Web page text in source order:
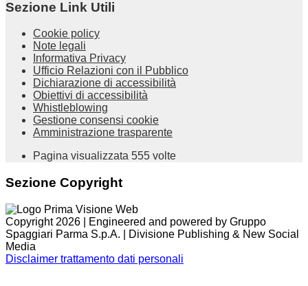
Sezione Link Utili
Cookie policy
Note legali
Informativa Privacy
Ufficio Relazioni con il Pubblico
Dichiarazione di accessibilità
Obiettivi di accessibilità
Whistleblowing
Gestione consensi cookie
Amministrazione trasparente
Pagina visualizzata 555 volte
Sezione Copyright
Copyright 2026 | Engineered and powered by Gruppo
Spaggiari Parma S.p.A. | Divisione Publishing & New Social
Media
Disclaimer trattamento dati personali